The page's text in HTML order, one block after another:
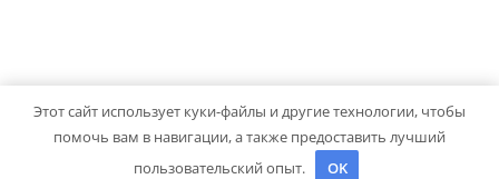
Copyright © 2026 Мастер на Все Руки. Powered byColorMag
Этот сайт использует куки-файлы и другие технологии, чтобы
помочь вам в навигации, а также предоставить лучший
пользовательский опыт.
OK